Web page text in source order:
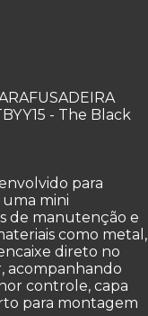
- The Black
para
mini
de manutenção e
como metal,
direto no
acompanhando
controle, capa
para montagem